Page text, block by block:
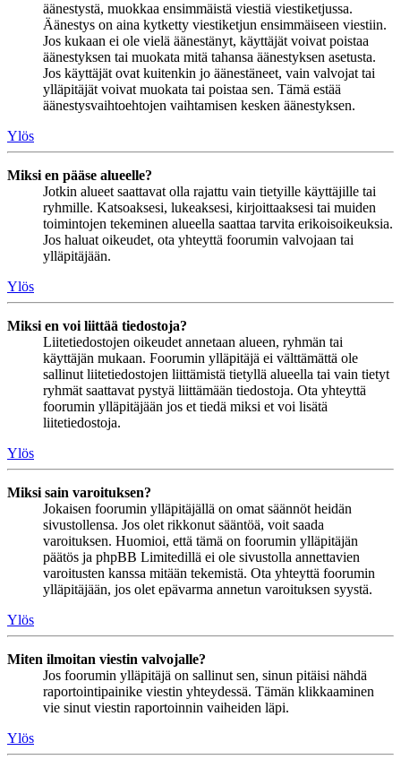
äänestystä, muokkaa ensimmäistä viestiä viestiketjussa.
Äänestys on aina kytketty viestiketjun ensimmäiseen viestiin.
Jos kukaan ei ole vielä äänestänyt, käyttäjät voivat poistaa
äänestyksen tai muokata mitä tahansa äänestyksen asetusta.
Jos käyttäjät ovat kuitenkin jo äänestäneet, vain valvojat tai
ylläpitäjät voivat muokata tai poistaa sen. Tämä estää
äänestysvaihtoehtojen vaihtamisen kesken äänestyksen.
Ylös
Miksi en pääse alueelle?
Jotkin alueet saattavat olla rajattu vain tietyille käyttäjille tai
ryhmille. Katsoaksesi, lukeaksesi, kirjoittaaksesi tai muiden
toimintojen tekeminen alueella saattaa tarvita erikoisoikeuksia.
Jos haluat oikeudet, ota yhteyttä foorumin valvojaan tai
ylläpitäjään.
Ylös
Miksi en voi liittää tiedostoja?
Liitetiedostojen oikeudet annetaan alueen, ryhmän tai
käyttäjän mukaan. Foorumin ylläpitäjä ei välttämättä ole
sallinut liitetiedostojen liittämistä tietyllä alueella tai vain tietyt
ryhmät saattavat pystyä liittämään tiedostoja. Ota yhteyttä
foorumin ylläpitäjään jos et tiedä miksi et voi lisätä
liitetiedostoja.
Ylös
Miksi sain varoituksen?
Jokaisen foorumin ylläpitäjällä on omat säännöt heidän
sivustollensa. Jos olet rikkonut sääntöä, voit saada
varoituksen. Huomioi, että tämä on foorumin ylläpitäjän
päätös ja phpBB Limitedillä ei ole sivustolla annettavien
varoitusten kanssa mitään tekemistä. Ota yhteyttä foorumin
ylläpitäjään, jos olet epävarma annetun varoituksen syystä.
Ylös
Miten ilmoitan viestin valvojalle?
Jos foorumin ylläpitäjä on sallinut sen, sinun pitäisi nähdä
raportointipainike viestin yhteydessä. Tämän klikkaaminen
vie sinut viestin raportoinnin vaiheiden läpi.
Ylös